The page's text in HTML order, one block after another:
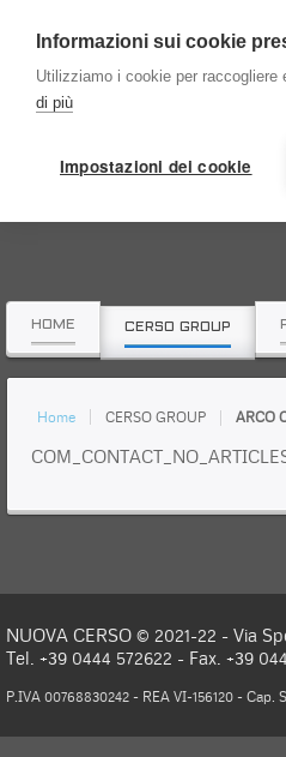
HOME CERSO GROUP
Home CERSO GROUP ARCO
NUOVA CERSO © 2021-22 - Via
Tel. +39 0444 572622 - Fax. +39
P.IVA 00768830242 - REA VI-156120 - Cap.
Informazioni sui cookie
Utilizziamo i cookie per
di più
Impostazioni dei cookie